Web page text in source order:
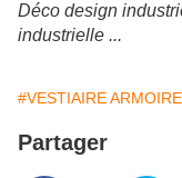
Déco design
industrielle ...
#VESTIAIRE
Partager